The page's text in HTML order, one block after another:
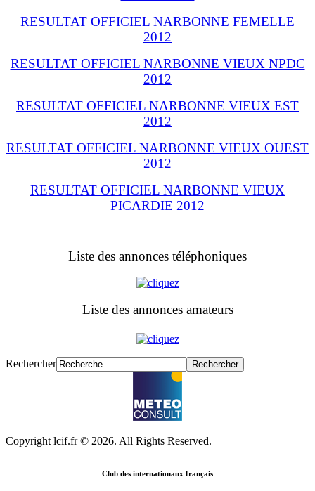
RESULTAT OFFICIEL NARBONNE FEMELLE
2012
RESULTAT OFFICIEL NARBONNE VIEUX NPDC
2012
RESULTAT OFFICIEL NARBONNE VIEUX EST
2012
RESULTAT OFFICIEL NARBONNE VIEUX OUEST
2012
RESULTAT OFFICIEL NARBONNE VIEUX
PICARDIE 2012
Liste des annonces téléphoniques
Liste des annonces amateurs
Rechercher
Copyright lcif.fr © 2026. All Rights Reserved.
Club des internationaux français